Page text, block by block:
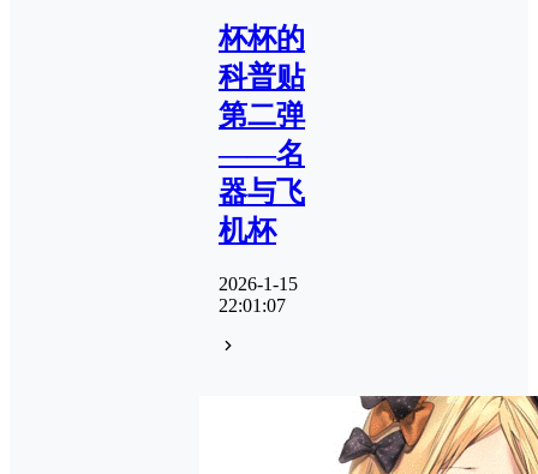
杯杯的
科普贴
第二弹
——名
器与飞
机杯
2026-1-15
22:01:07